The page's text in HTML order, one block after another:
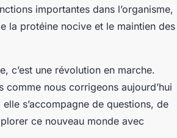
importantes dans l’organisme,
la protéine nocive et le maintien des
c’est une révolution en marche.
nous corrigeons aujourd’hui
s’accompagne de questions, de
ce nouveau monde avec